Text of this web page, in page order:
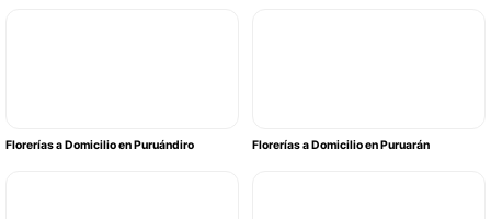
Florerías a Domicilio en Puruándiro Florerías a Domicilio en Puruarán